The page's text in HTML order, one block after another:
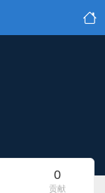
0
贡献